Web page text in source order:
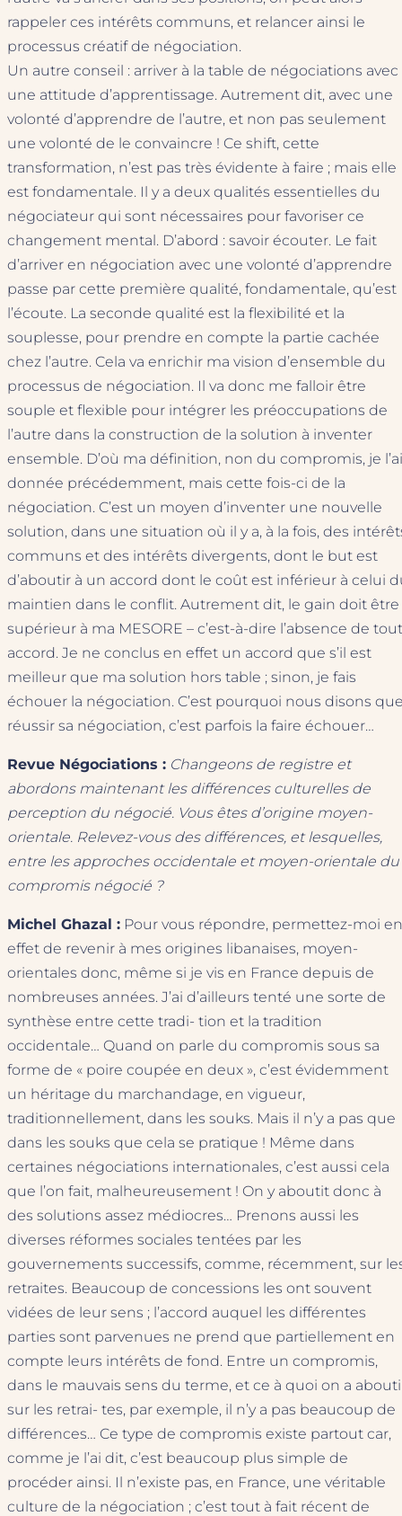
rappeler ces intérêts communs, et relancer ainsi le
processus créatif de négociation.
Un autre conseil : arriver à la table de négociations avec
une attitude d’apprentissage. Autrement dit, avec une
volonté d’apprendre de l’autre, et non pas seulement
une volonté de le convaincre ! Ce shift, cette
transformation, n’est pas très évidente à faire ; mais elle
est fondamentale. Il y a deux qualités essentielles du
négociateur qui sont nécessaires pour favoriser ce
changement mental. D’abord : savoir écouter. Le fait
d’arriver en négociation avec une volonté d’apprendre
passe par cette première qualité, fondamentale, qu’est
l’écoute. La seconde qualité est la flexibilité et la
souplesse, pour prendre en compte la partie cachée
chez l’autre. Cela va enrichir ma vision d’ensemble du
processus de négociation. Il va donc me falloir être
souple et flexible pour intégrer les préoccupations de
l’autre dans la construction de la solution à inventer
ensemble. D’où ma définition, non du compromis, je l’ai
donnée précédemment, mais cette fois-ci de la
négociation. C’est un moyen d’inventer une nouvelle
solution, dans une situation où il y a, à la fois, des
communs et des intérêts divergents, dont le but est
d’aboutir à un accord dont le coût est inférieur à celui
maintien dans le conflit. Autrement dit, le gain doit être
supérieur à ma MESORE – c’est-à-dire l’absence de tout
accord. Je ne conclus en effet un accord que s’il est
meilleur que ma solution hors table ; sinon, je fais
échouer la négociation. C’est pourquoi nous disons
réussir sa négociation, c’est parfois la faire échouer…
Revue Négociations : Changeons de registre et
abordons maintenant les différences culturelles de
perception du négocié. Vous êtes d’origine moyen-
orientale. Relevez-vous des différences, et lesquelles,
entre les approches occidentale et moyen-orientale du
compromis négocié ?
Michel Ghazal : Pour vous répondre, permettez-moi en
effet de revenir à mes origines libanaises, moyen-
orientales donc, même si je vis en France depuis de
nombreuses années. J’ai d’ailleurs tenté une sorte de
synthèse entre cette tradi- tion et la tradition
occidentale… Quand on parle du compromis sous sa
forme de « poire coupée en deux », c’est évidemment
un héritage du marchandage, en vigueur,
traditionnellement, dans les souks. Mais il n’y a pas que
dans les souks que cela se pratique ! Même dans
certaines négociations internationales, c’est aussi cela
que l’on fait, malheureusement ! On y aboutit donc à
des solutions assez médiocres… Prenons aussi les
diverses réformes sociales tentées par les
gouvernements successifs, comme, récemment, sur
retraites. Beaucoup de concessions les ont souvent
vidées de leur sens ; l’accord auquel les différentes
parties sont parvenues ne prend que partiellement en
compte leurs intérêts de fond. Entre un compromis,
dans le mauvais sens du terme, et ce à quoi on a abouti
sur les retrai- tes, par exemple, il n’y a pas beaucoup de
différences… Ce type de compromis existe partout car,
comme je l’ai dit, c’est beaucoup plus simple de
procéder ainsi. Il n’existe pas, en France, une véritable
culture de la négociation ; c’est tout à fait récent de